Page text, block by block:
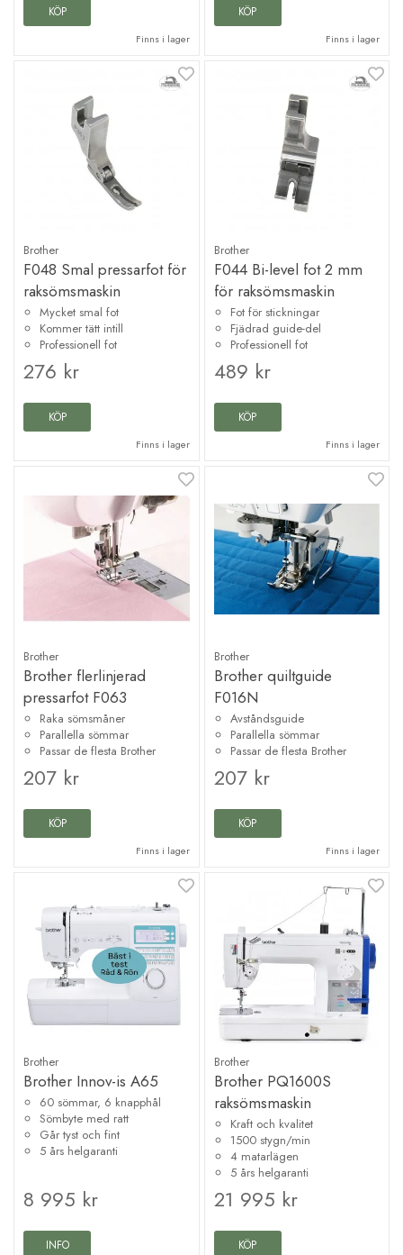
KÖP
Finns i lager
KÖP
Finns i lager
Brother
F048 Smal pressarfot för
raksömsmaskin
Mycket smal fot
Kommer tätt intill
Professionell fot
276 kr
KÖP
Finns i lager
Brother
F044 Bi-level fot 2 mm
för raksömsmaskin
Fot för stickningar
Fjädrad guide-del
Professionell fot
489 kr
KÖP
Finns i lager
Brother
Brother flerlinjerad
pressarfot F063
Raka sömsmåner
Parallella sömmar
Passar de flesta Brother
207 kr
KÖP
Finns i lager
Brother
Brother quiltguide
F016N
Avståndsguide
Parallella sömmar
Passar de flesta Brother
207 kr
KÖP
Finns i lager
Brother
Brother Innov-is A65
60 sömmar, 6 knapphål
Sömbyte med ratt
Går tyst och fint
5 års helgaranti
8 995 kr
INFO
Brother
Brother PQ1600S
raksömsmaskin
Kraft och kvalitet
1500 stygn/min
4 matarlägen
5 års helgaranti
21 995 kr
KÖP